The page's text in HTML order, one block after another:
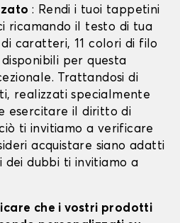
: Rendi i tuoi tappetini
ricamando il testo di tua
caratteri, 11 colori di filo
per questa
Trattandosi di
realizzati specialmente
esercitare il diritto di
ti invitiamo a verificare
acquistare siano adatti
dei dubbi ti invitiamo a
che i vostri prodotti